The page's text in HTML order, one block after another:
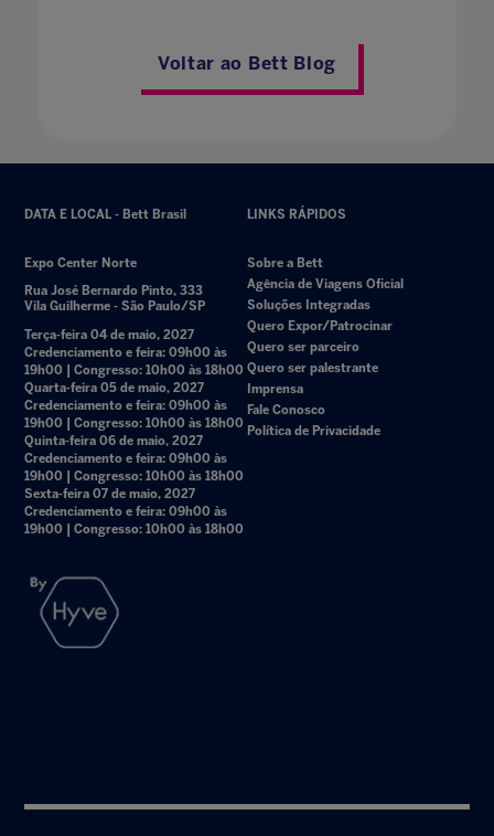
Voltar ao Bett Blog
DATA E LOCAL - Bett Brasil
Expo Center Norte
Rua José Bernardo Pinto, 333
Vila Guilherme - São Paulo/SP
Terça-feira 04 de maio, 2027
Credenciamento e feira: 09h00 às
19h00 | Congresso: 10h00 às 18h00
Quarta-feira 05 de maio, 2027
Credenciamento e feira: 09h00 às
19h00 | Congresso: 10h00 às 18h00
Quinta-feira 06 de maio, 2027
Credenciamento e feira: 09h00 às
19h00 | Congresso: 10h00 às 18h00
Sexta-feira 07 de maio, 2027
Credenciamento e feira: 09h00 às
19h00 | Congresso: 10h00 às 18h00
LINKS RÁPIDOS
Sobre a Bett
Agência de Viagens Oficial
Soluções Integradas
Quero Expor/Patrocinar
Quero ser parceiro
Quero ser palestrante
Imprensa
Fale Conosco
Política de Privacidade